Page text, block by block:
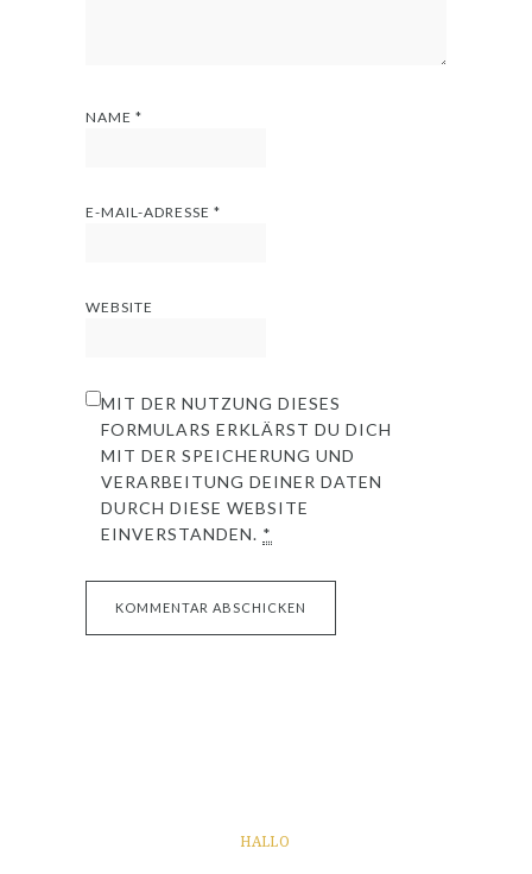
NAME*
E-MAIL-ADRESSE*
WEBSITE
MIT DER NUTZUNG DIESES
FORMULARS ERKLÄRST DU DICH
MIT DER SPEICHERUNG UND
VERARBEITUNG DEINER DATEN
DURCH DIESE WEBSITE
EINVERSTANDEN. *
HALLO